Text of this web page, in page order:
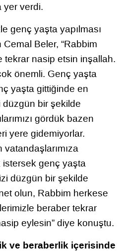
yer verdi.
genç yaşta yapılması
Beler, “Rabbim
tekrar nasip etsin inşallah.
önemli. Genç yaşta
yaşta gittiğinde en
düzgün bir şekilde
gördük bazen
yere gidemiyorlar.
genç yaşta
düzgün bir şekilde
olun, Rabbim herkese
beraber tekrar
eylesin” diye konuştu.
ve beraberlik içerisinde